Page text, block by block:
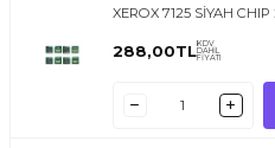
XEROX 7125 SİYAH
288,00TLKDV
DAHİL
FİYATI